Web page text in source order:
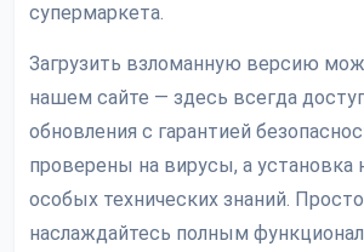
супермаркета.
Загрузить взломанную версию
нашем сайте — здесь всегда
обновления с гарантией
проверены на вирусы, а установка
особых технических знаний.
наслаждайтесь полным